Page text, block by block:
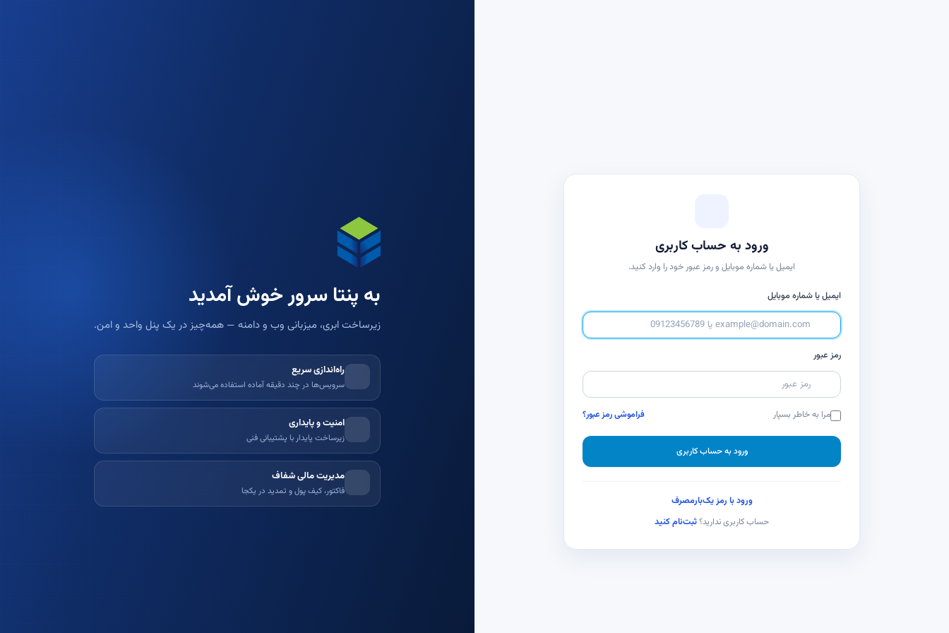
ورود به حساب کاربری
ایمیل یا شماره موبایل و رمز عبور خود را وارد کنید.
ایمیل یا شماره موبایل
رمز عبور
مرا به خاطر بسپار فراموشی رمز عبور؟
ورود به حساب کاربری
ورود با رمز یک‌بارمصرف
حساب کاربری ندارید؟ثبت‌نام کنید
به پنتا سرور خوش آمدید
زیرساخت ابری، میزبانی وب و دامنه — همه‌چیز در یک پنل واحد و امن.
راه‌اندازی سریع
سرویس‌ها در چند دقیقه آماده استفاده می‌شوند
امنیت و پایداری
زیرساخت پایدار با پشتیبانی فنی
مدیریت مالی شفاف
فاکتور، کیف پول و تمدید در یکجا